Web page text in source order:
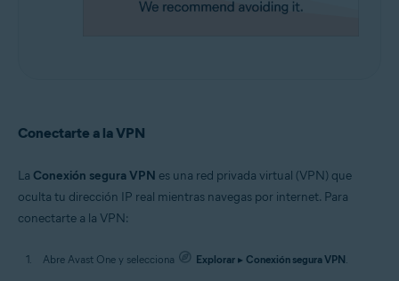
Conectarte a la VPN
La Conexión segura VPN es una red privada virtual (VPN) que
oculta tu dirección IP real mientras navegas por internet. Para
conectarte a la VPN:
Abre Avast One y selecciona Explorar ▸ Conexión segura VPN.